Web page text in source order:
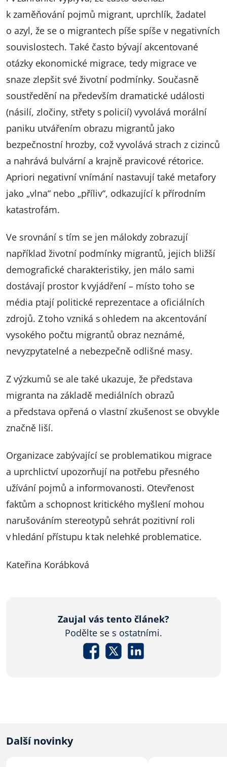
k zaměňování pojmů migrant, uprchlík, žadatel
o azyl, že se o migrantech píše spíše v negativních
souvislostech. Také často bývají akcentované
otázky ekonomické migrace, tedy migrace ve
snaze zlepšit své životní podmínky. Současně
soustředění na především dramatické události
(násilí, zločiny, střety s policií) vyvolává morální
paniku utvářením obrazu migrantů jako
bezpečnostní hrozby, což vyvolává strach z cizinců
a nahrává bulvární a krajně pravicové rétorice.
Apriori negativní vnímání nastavují také metafory
jako „vlna“ nebo „příliv“, odkazující k přírodním
katastrofám.
Ve srovnání s tím se jen málokdy zobrazují
například životní podmínky migrantů, jejich bližší
demografické charakteristiky, jen málo sami
dostávají prostor k vyjádření – místo toho se
média ptají politické reprezentace a oficiálních
zdrojů. Z toho vzniká s ohledem na akcentování
vysokého počtu migrantů obraz neznámé,
nevyzpytatelné a nebezpečně odlišné masy.
Z výzkumů se ale také ukazuje, že představa
migranta na základě mediálních obrazů
a představa opřená o vlastní zkušenost se obvykle
značně liší.
Organizace zabývající se problematikou migrace
a uprchlictví upozorňují na potřebu přesného
užívání pojmů a informovanosti. Otevřenost
faktům a schopnost kritického myšlení mohou
narušováním stereotypů sehrát pozitivní roli
v hledání přístupu k tak nelehké problematice.
Kateřina Korábková
Zaujal vás tento článek?
Podělte se s ostatními.
Další novinky